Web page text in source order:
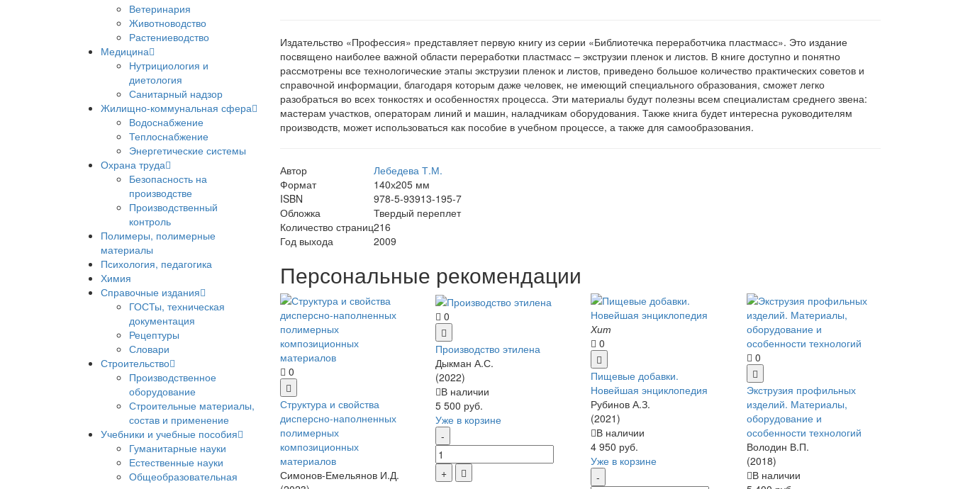
Ветеринария
Животноводство
Растениеводство
Медицина
Нутрициология и
диетология
Санитарный надзор
Жилищно-коммунальная сфера
Водоснабжение
Теплоснабжение
Энергетические системы
Охрана труда
Безопасность на
производстве
Производственный
контроль
Полимеры, полимерные
материалы
Психология, педагогика
Химия
Справочные издания
ГОСТы, техническая
документация
Рецептуры
Словари
Строительство
Производственное
оборудование
Строительные материалы,
состав и применение
Учебники и учебные пособия
Гуманитарные науки
Естественные науки
Общеобразовательная
Издательство «Профессия» представляет первую книгу из серии «Библиотечка переработчика пластмасс». Это издание
посвящено наиболее важной области переработки пластмасс – экструзии пленок и листов. В книге доступно и понятно
рассмотрены все технологические этапы экструзии пленок и листов, приведено большое количество практических советов и
справочной информации, благодаря которым даже человек, не имеющий специального образования, сможет легко
разобраться во всех тонкостях и особенностях процесса. Эти материалы будут полезны всем специалистам среднего звена:
мастерам участков, операторам линий и машин, наладчикам оборудования. Также книга будет интересна руководителям
производств, может использоваться как пособие в учебном процессе, а также для самообразования.
Автор
Лебедева Т.М.
Формат
140х205 мм
ISBN
978-5-93913-195-7
Обложка
Твердый переплет
Количество страниц216
Год выхода
2009
Персональные рекомендации
0
Структура и свойства
дисперсно-наполненных
полимерных
композиционных
материалов
Симонов-Емельянов И.Д.
0
Производство этилена
Дыкман А.С.
(2022)
В наличии
5 500 руб.
Уже в корзине
Хит
0
Пищевые добавки.
Новейшая энциклопедия
Рубинов А.З.
(2021)
В наличии
4 950 руб.
Уже в корзине
0
Экструзия профильных
изделий. Материалы,
оборудование и
особенности технологий
Володин В.П.
(2018)
В наличии